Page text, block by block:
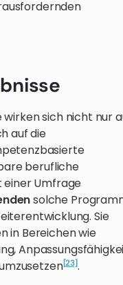
sich nicht nur
auf die
berufliche
einer Umfrage
solche
Sie
in Bereichen wie
[23].